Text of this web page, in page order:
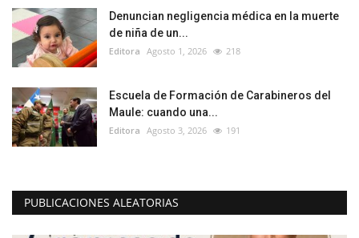
Denuncian negligencia médica en la muerte
de niña de un...
Editora Agosto 1, 2026 218
Escuela de Formación de Carabineros del
Maule: cuando una...
Editora Agosto 3, 2026 191
PUBLICACIONES ALEATORIAS